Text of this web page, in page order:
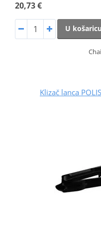
20,73 €
U košaricu
Klizač lanca